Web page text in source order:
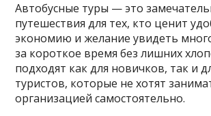
Автобусные туры — это
путешествия для тех, кто ценит
экономию и желание увидеть
за короткое время без лишних
подходят как для новичков, так и
туристов, которые не хотят
организацией самостоятельно.